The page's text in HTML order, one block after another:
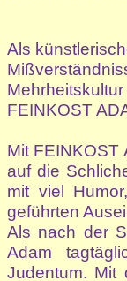
Als
FEINKOST
Mit
auf die
mit viel
geführten
Als nach der
Adam
Judentum. Mit